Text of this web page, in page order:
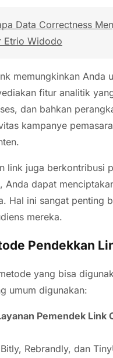
Data Correctness
Etrio Widodo
memungkinkan Anda
fitur analitik
dan bahkan
kampanye
link juga berkontribusi
Anda dapat
Hal ini sangat penting
mereka.
Pendekkan
yang bisa
umum digunakan:
Pemendek Link
Rebrandly, dan